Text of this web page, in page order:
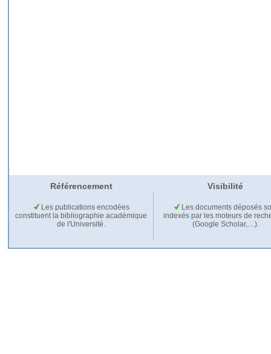
Référencement Visibilité
Les publications encodées
constituent la bibliographie académique
de l'Université.
Les documents déposés
indexés par les moteurs de
(Google Scholar,…).